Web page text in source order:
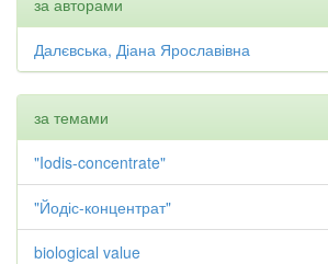
за авторами
Далєвська, Діана Ярославівна
за темами
"Iodis-concentrate"
"Йодіс-концентрат"
biological value